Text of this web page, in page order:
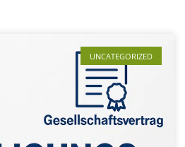
UNCATEGORIZED